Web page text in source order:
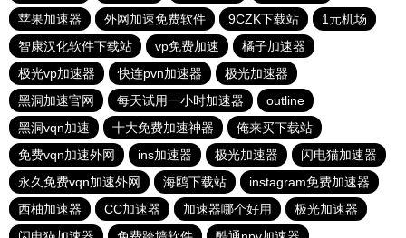
苹果加速器
外网加速免费软件 9CZK下载站
1元机场
智康汉化软件下载站
vp免费加速
橘子加速器
极光vp加速器
快连pvn加速器
极光加速器
黑洞加速官网
每天试用一小时加速器
outline
黑洞vqn加速
十大免费加速神器
俺来买下载站
免费vqn加速外网
ins加速器 极光加速器
闪电猫加速器
永久免费vqn加速外网
海鸥下载站
instagram免费加速器
西柚加速器
CC加速器 加速器哪个好用
极光加速器